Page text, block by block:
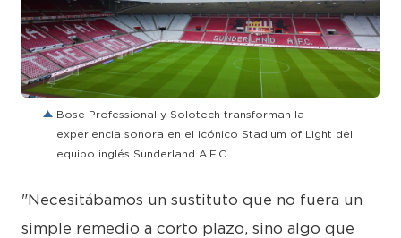
PNG
Bose Professional y Solotech transforman la
experiencia sonora en el icónico Stadium of Light del
equipo inglés Sunderland A.F.C.
"Necesitábamos un sustituto que no fuera un
simple remedio a corto plazo, sino algo que